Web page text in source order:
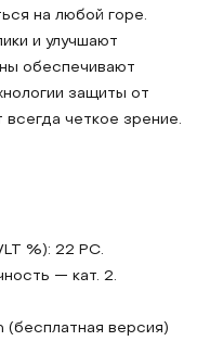
на любой горе.
и улучшают
обеспечивают
защиты от
всегда четкое зрение.
%): 22 PC.
— кат. 2.
версия)